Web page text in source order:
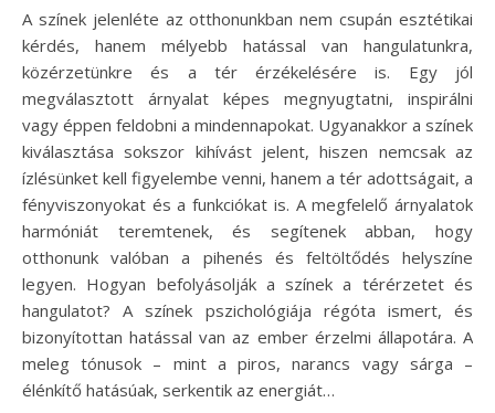
A színek jelenléte az otthonunkban nem csupán esztétikai
kérdés, hanem mélyebb hatással van hangulatunkra,
közérzetünkre és a tér érzékelésére is. Egy jól
megválasztott árnyalat képes megnyugtatni, inspirálni
vagy éppen feldobni a mindennapokat. Ugyanakkor a színek
kiválasztása sokszor kihívást jelent, hiszen nemcsak az
ízlésünket kell figyelembe venni, hanem a tér adottságait, a
fényviszonyokat és a funkciókat is. A megfelelő árnyalatok
harmóniát teremtenek, és segítenek abban, hogy
otthonunk valóban a pihenés és feltöltődés helyszíne
legyen. Hogyan befolyásolják a színek a térérzetet és
hangulatot? A színek pszichológiája régóta ismert, és
bizonyítottan hatással van az ember érzelmi állapotára. A
meleg tónusok – mint a piros, narancs vagy sárga –
élénkítő hatásúak, serkentik az energiát…